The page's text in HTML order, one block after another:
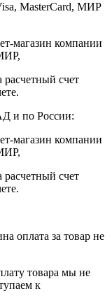
MasterСard, МИР
магазин компании
счет
и по России:
магазин компании
счет
оплата за товар не
товара мы не
к